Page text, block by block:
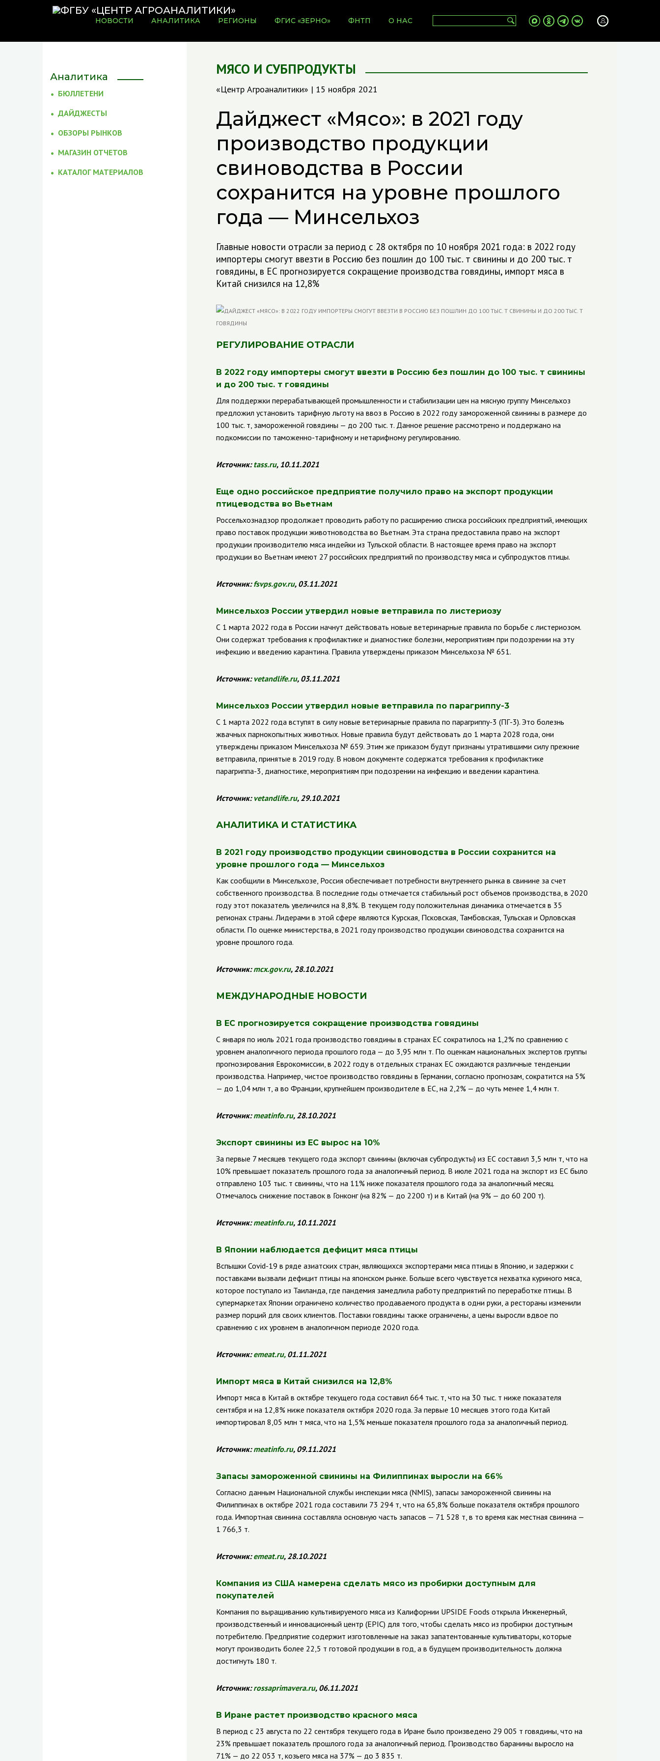
НОВОСТИ АНАЛИТИКА РЕГИОНЫ ФГИС «ЗЕРНО» ФНТП О НАС
Аналитика
БЮЛЛЕТЕНИ
ДАЙДЖЕСТЫ
ОБЗОРЫ РЫНКОВ
МАГАЗИН ОТЧЕТОВ
КАТАЛОГ МАТЕРИАЛОВ
МЯСО И СУБПРОДУКТЫ
«Центр Агроаналитики» | 15 ноября 2021
Дайджест «Мясо»: в 2021 году
производство продукции
свиноводства в России
сохранится на уровне прошлого
года — Минсельхоз
Главные новости отрасли за период с 28 октября по 10 ноября 2021 года: в 2022 году
импортеры смогут ввезти в Россию без пошлин до 100 тыс. т свинины и до 200 тыс. т
говядины, в ЕС прогнозируется сокращение производства говядины, импорт мяса в
Китай снизился на 12,8%
РЕГУЛИРОВАНИЕ ОТРАСЛИ
В 2022 году импортеры смогут ввезти в Россию без пошлин до 100 тыс. т свинины
и до 200 тыс. т говядины
Для поддержки перерабатывающей промышленности и стабилизации цен на мясную группу Минсельхоз
предложил установить тарифную льготу на ввоз в Россию в 2022 году замороженной свинины в размере до
100 тыс. т, замороженной говядины — до 200 тыс. т. Данное решение рассмотрено и поддержано на
подкомиссии по таможенно-тарифному и нетарифному регулированию.
Источник:tass.ru, 10.11.2021
Еще одно российское предприятие получило право на экспорт продукции
птицеводства во Вьетнам
Россельхознадзор продолжает проводить работу по расширению списка российских предприятий, имеющих
право поставок продукции животноводства во Вьетнам. Эта страна предоставила право на экспорт
продукции производителю мяса индейки из Тульской области. В настоящее время право на экспорт
продукции во Вьетнам имеют 27 российских предприятий по производству мяса и субпродуктов птицы.
Источник:fsvps.gov.ru, 03.11.2021
Минсельхоз России утвердил новые ветправила по листериозу
С 1 марта 2022 года в России начнут действовать новые ветеринарные правила по борьбе с листериозом.
Они содержат требования к профилактике и диагностике болезни, мероприятиям при подозрении на эту
инфекцию и введению карантина. Правила утверждены приказом Минсельхоза № 651.
Источник:vetandlife.ru, 03.11.2021
Минсельхоз России утвердил новые ветправила по парагриппу-3
С 1 марта 2022 года вступят в силу новые ветеринарные правила по парагриппу-3 (ПГ-3). Это болезнь
жвачных парнокопытных животных. Новые правила будут действовать до 1 марта 2028 года, они
утверждены приказом Минсельхоза № 659. Этим же приказом будут признаны утратившими силу прежние
ветправила, принятые в 2019 году. В новом документе содержатся требования к профилактике
парагриппа-3, диагностике, мероприятиям при подозрении на инфекцию и введении карантина.
Источник:vetandlife.ru, 29.10.2021
АНАЛИТИКА И СТАТИСТИКА
В 2021 году производство продукции свиноводства в России сохранится на
уровне прошлого года — Минсельхоз
Как сообщили в Минсельхозе, Россия обеспечивает потребности внутреннего рынка в свинине за счет
собственного производства. В последние годы отмечается стабильный рост объемов производства, в 2020
году этот показатель увеличился на 8,8%. В текущем году положительная динамика отмечается в 35
регионах страны. Лидерами в этой сфере являются Курская, Псковская, Тамбовская, Тульская и Орловская
области. По оценке министерства, в 2021 году производство продукции свиноводства сохранится на
уровне прошлого года.
Источник:mcx.gov.ru, 28.10.2021
МЕЖДУНАРОДНЫЕ НОВОСТИ
В ЕС прогнозируется сокращение производства говядины
С января по июль 2021 года производство говядины в странах ЕС сократилось на 1,2% по сравнению с
уровнем аналогичного периода прошлого года — до 3,95 млн т. По оценкам национальных экспертов группы
прогнозирования Еврокомиссии, в 2022 году в отдельных странах ЕС ожидаются различные тенденции
производства. Например, чистое производство говядины в Германии, согласно прогнозам, сократится на 5%
— до 1,04 млн т, а во Франции, крупнейшем производителе в ЕС, на 2,2% — до чуть менее 1,4 млн т.
Источник:meatinfo.ru, 28.10.2021
Экспорт свинины из ЕС вырос на 10%
За первые 7 месяцев текущего года экспорт свинины (включая субпродукты) из ЕС составил 3,5 млн т, что на
10% превышает показатель прошлого года за аналогичный период. В июле 2021 года на экспорт из ЕС было
отправлено 103 тыс. т свинины, что на 11% ниже показателя прошлого года за аналогичный месяц.
Отмечалось снижение поставок в Гонконг (на 82% — до 2200 т) и в Китай (на 9% — до 60 200 т).
Источник:meatinfo.ru, 10.11.2021
В Японии наблюдается дефицит мяса птицы
Вспышки Covid-19 в ряде азиатских стран, являющихся экспортерами мяса птицы в Японию, и задержки с
поставками вызвали дефицит птицы на японском рынке. Больше всего чувствуется нехватка куриного мяса,
которое поступало из Таиланда, где пандемия замедлила работу предприятий по переработке птицы. В
супермаркетах Японии ограничено количество продаваемого продукта в одни руки, а рестораны изменили
размер порций для своих клиентов. Поставки говядины также ограничены, а цены выросли вдвое по
сравнению с их уровнем в аналогичном периоде 2020 года.
Источник:emeat.ru,01.11.2021
Импорт мяса в Китай снизился на 12,8%
Импорт мяса в Китай в октябре текущего года составил 664 тыс. т, что на 30 тыс. т ниже показателя
сентября и на 12,8% ниже показателя октября 2020 года. За первые 10 месяцев этого года Китай
импортировал 8,05 млн т мяса, что на 1,5% меньше показателя прошлого года за аналогичный период.
Источник:meatinfo.ru, 09.11.2021
Запасы замороженной свинины на Филиппинах выросли на 66%
Согласно данным Национальной службы инспекции мяса (NMIS), запасы замороженной свинины на
Филиппинах в октябре 2021 года составили 73 294 т, что на 65,8% больше показателя октября прошлого
года. Импортная свинина составляла основную часть запасов — 71 528 т, в то время как местная свинина —
1 766,3 т.
Источник:emeat.ru, 28.10.2021
Компания из США намерена сделать мясо из пробирки доступным для
покупателей
Компания по выращиванию культивируемого мяса из Калифорнии UPSIDE Foods открыла Инженерный,
производственный и инновационный центр (EPIC) для того, чтобы сделать мясо из пробирки доступным
потребителю. Предприятие содержит изготовленные на заказ запатентованные культиваторы, которые
могут производить более 22,5 т готовой продукции в год, а в будущем производительность должна
достигнуть 180 т.
Источник:rossaprimavera.ru, 06.11.2021
В Иране растет производство красного мяса
В период с 23 августа по 22 сентября текущего года в Иране было произведено 29 005 т говядины, что на
23% превышает показатель прошлого года за аналогичный период. Производство баранины выросло на
71% — до 22 053 т, козьего мяса на 37% — до 3 835 т.